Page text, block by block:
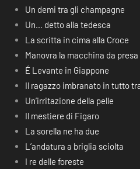
Un demi tra gli champagne
Un… detto alla tedesca
La scritta in cima alla Croce
Manovra la macchina da presa
É Levante in Giappone
Il ragazzo imbranato in tutto
Un’irritazione della pelle
Il mestiere di Figaro
La sorella ne ha due
L’andatura a briglia sciolta
I re delle foreste